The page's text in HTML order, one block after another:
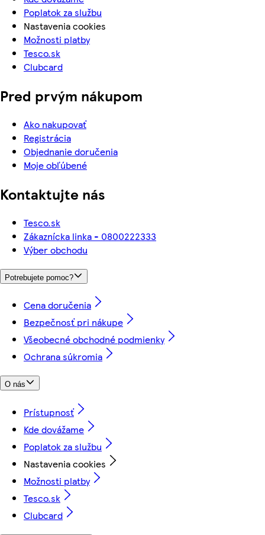
Poplatok za službu
Nastavenia cookies
Možnosti platby
Tesco.sk
Clubcard
Pred prvým nákupom
Ako nakupovať
Registrácia
Objednanie doručenia
Moje obľúbené
Kontaktujte nás
Tesco.sk
Zákaznícka linka - 0800222333
Výber obchodu
Potrebujete pomoc?
Cena doručenia
Bezpečnosť pri nákupe
Všeobecné obchodné podmienky
Ochrana súkromia
O nás
Prístupnosť
Kde dovážame
Poplatok za službu
Nastavenia cookies
Možnosti platby
Tesco.sk
Clubcard